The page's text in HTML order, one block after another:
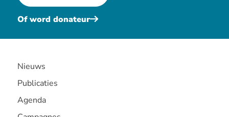
Of word donateur
Nieuws
Publicaties
Agenda